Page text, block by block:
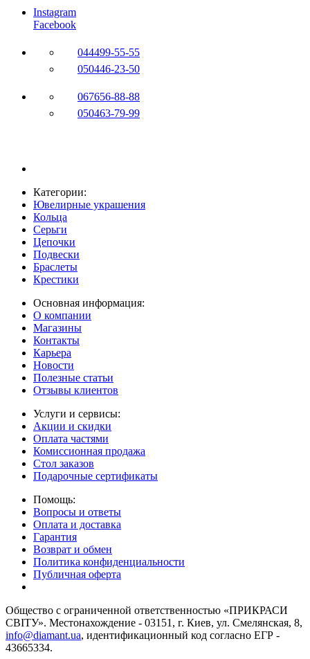
Instagram
Facebook
044499-55-55
050446-23-50
067656-88-88
050463-79-99
Категории:
Ювелирные украшения
Кольца
Серьги
Цепочки
Подвески
Браслеты
Крестики
Основная информация:
О компании
Магазины
Контакты
Карьера
Новости
Полезные статьи
Отзывы клиентов
Услуги и сервисы:
Акции и скидки
Оплата частями
Комиссионная продажа
Стол заказов
Подарочные сертификаты
Помощь:
Вопросы и ответы
Оплата и доставка
Гарантия
Возврат и обмен
Политика конфиденциальности
Публичная оферта
Общество с ограниченной ответственностью «ПРИКРАСИ
СВІТУ». Местонахождение - 03151, г. Киев, ул. Смелянская, 8,
info@diamant.ua, идентификационный код согласно ЕГР -
43665334.